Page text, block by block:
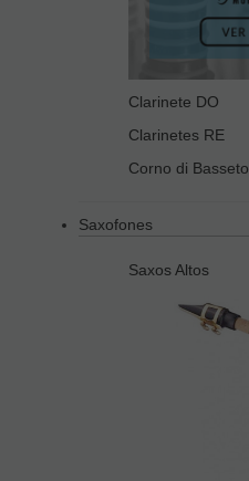
Clarinete DO
Clarinetes RE
Corno di Basseto
Saxofones
Saxos Altos